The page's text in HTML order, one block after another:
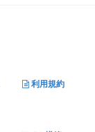
利用規約